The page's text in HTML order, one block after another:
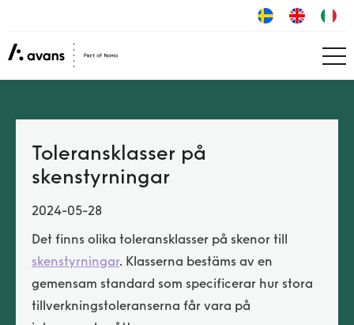
Toleransklasser på
skenstyrningar
2024-05-28
Det finns olika toleransklasser på skenor till
skenstyrningar. Klasserna bestäms av en
gemensam standard som specificerar hur stora
tillverkningstoleranserna får vara på